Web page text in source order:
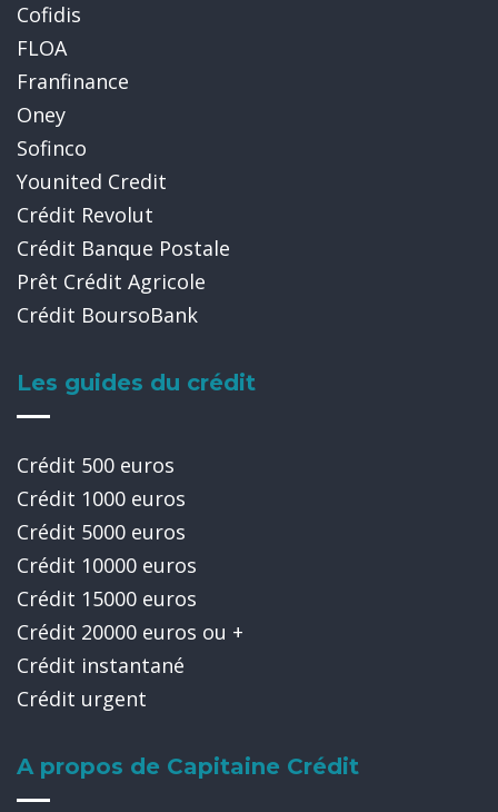
Cofidis
FLOA
Franfinance
Oney
Sofinco
Younited Credit
Crédit Revolut
Crédit Banque Postale
Prêt Crédit Agricole
Crédit BoursoBank
Les guides du crédit
Crédit 500 euros
Crédit 1000 euros
Crédit 5000 euros
Crédit 10000 euros
Crédit 15000 euros
Crédit 20000 euros ou +
Crédit instantané
Crédit urgent
A propos de Capitaine Crédit